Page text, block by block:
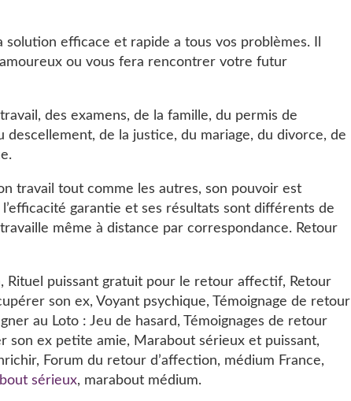
efficace et rapide a tous vos problèmes. Il
ou vous fera rencontrer votre futur
des examens, de la famille, du permis de
descellement, de la justice, du mariage, du divorce, de
travail tout comme les autres, son pouvoir est
garantie et ses résultats sont différents de
même à distance par correspondance. Retour
Rituel puissant gratuit pour le retour affectif, Retour
son ex, Voyant psychique, Témoignage de retour
au Loto : Jeu de hasard, Témoignages de retour
son ex petite amie, Marabout sérieux et puissant,
Forum du retour d’affection, médium France,
sérieux, marabout médium.